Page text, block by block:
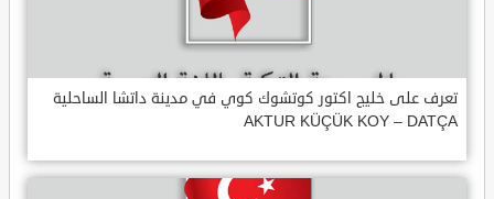
تعرف على خليج اكتور كوتشوك كوي في مدينة داتشا الساحلية
AKTUR KÜÇÜK KOY – DATÇA